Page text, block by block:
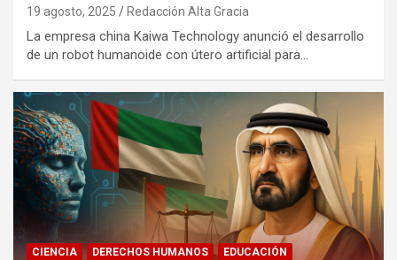
19 agosto, 2025 Redacción Alta Gracia
La empresa china Kaiwa Technology anunció el desarrollo
de un robot humanoide con útero artificial para…
CIENCIA DERECHOS HUMANOS
EDUCACIÓN